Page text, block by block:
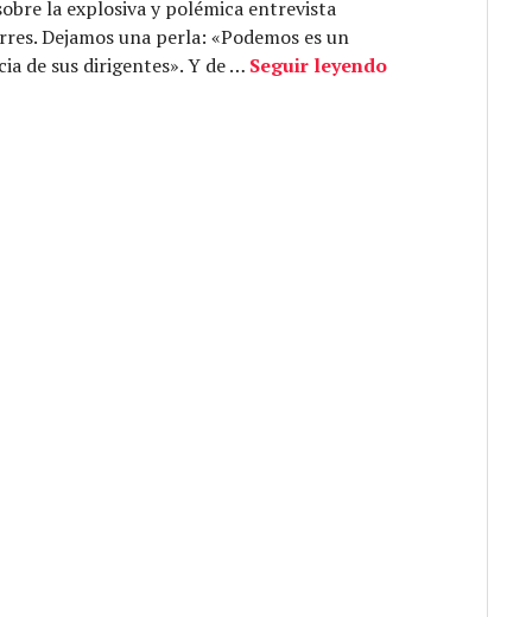
la explosiva y polémica entrevista
Dejamos una perla: «Podemos es un
de sus dirigentes». Y de … Seguir leyendo¿Está